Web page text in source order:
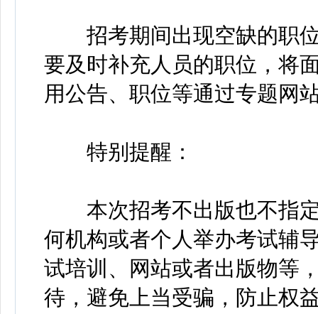
招考期间出现空缺的职位
要及时补充人员的职位，将
用公告、职位等通过专题网
特别提醒：
本次招考不出版也不指定
何机构或者个人举办考试辅
试培训、网站或者出版物等
待，避免上当受骗，防止权